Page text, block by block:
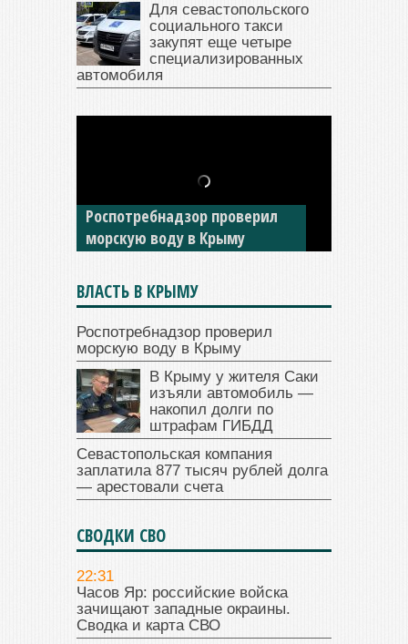
Для севастопольского
социального такси
закупят еще четыре
специализированных
автомобиля
Роспотребнадзор проверил
морскую воду в Крыму
В Крыму у жителя Саки
изъяли автомобиль —
накопил долги по штрафам
ГИБДД
ВЛАСТЬ В КРЫМУ
Роспотребнадзор проверил
морскую воду в Крыму
В Крыму у жителя Саки
изъяли автомобиль —
накопил долги по
штрафам ГИБДД
Севастопольская компания
заплатила 877 тысяч рублей долга
— арестовали счета
СВОДКИ СВО
22:31
Часов Яр: российские войска
зачищают западные окраины.
Сводка и карта СВО